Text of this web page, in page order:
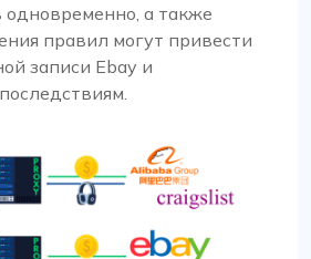
одновременно, а также
правил могут привести
записи Ebay и